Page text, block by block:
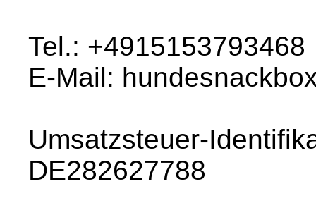
Tel.: +4915153793468
E-Mail:
Umsatzsteuer-
DE282627788